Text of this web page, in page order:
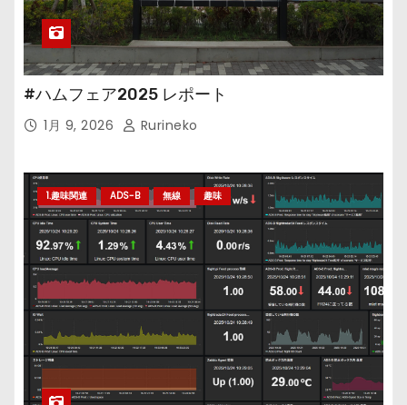
#ハムフェア2025 レポート
1月 9, 2026 Rurineko
1.趣味関連 ADS-B 無線 趣味